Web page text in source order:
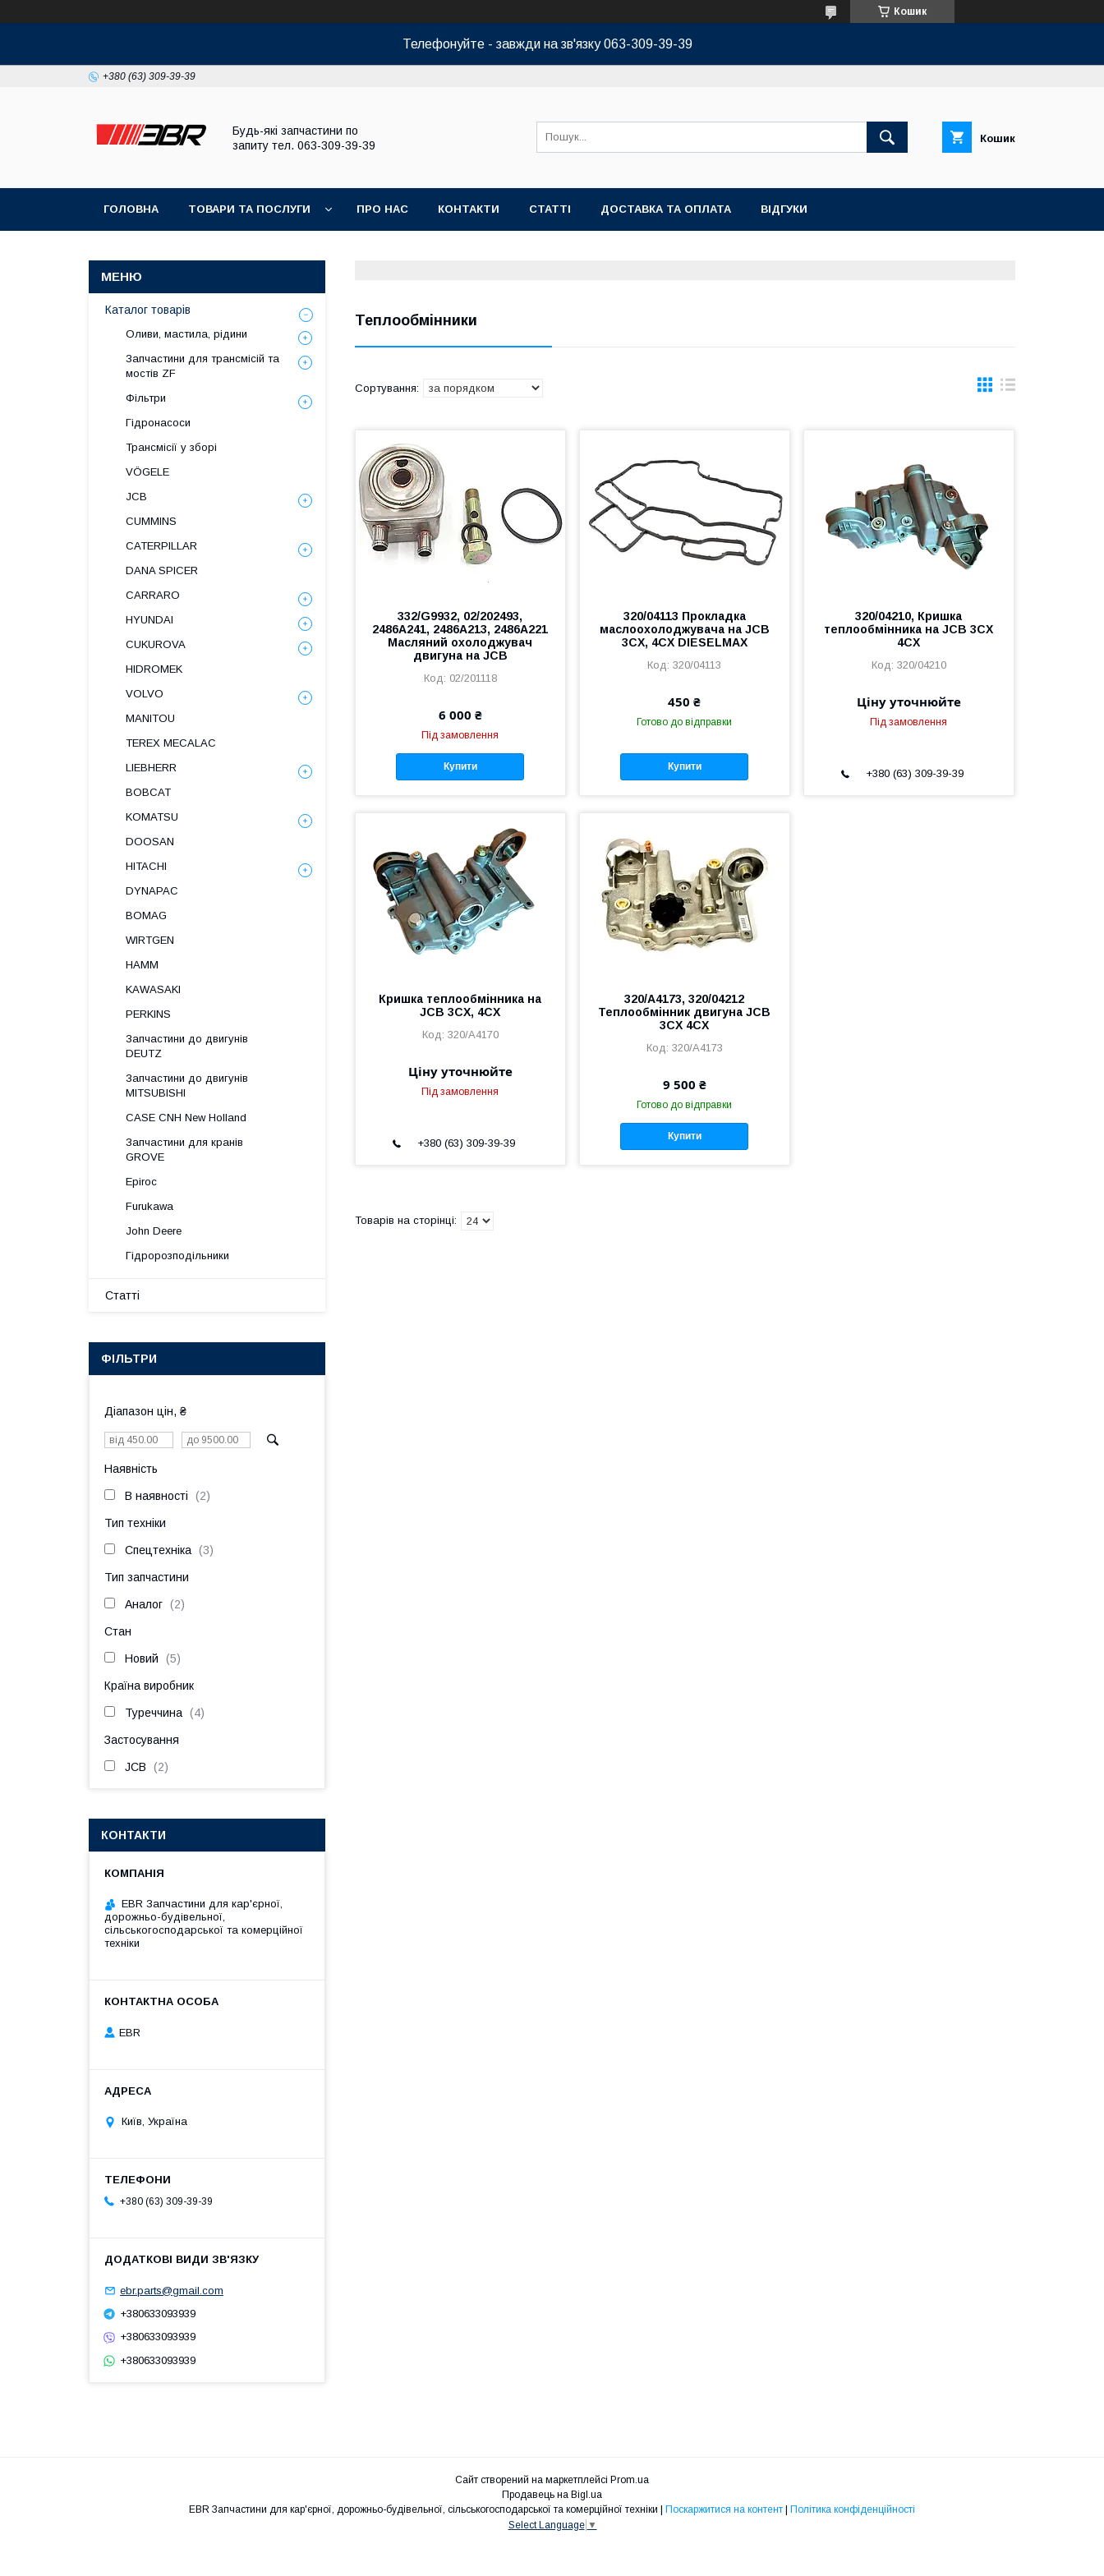
Кошик
Телефонуйте - завжди на зв'язку 063-309-39-39
+380 (63) 309-39-39
Будь-які запчастини по
запиту тел. 063-309-39-39
Кошик
ГОЛОВНА ТОВАРИ ТА ПОСЛУГИ ПРО НАС КОНТАКТИ СТАТТІ ДОСТАВКА ТА ОПЛАТА ВІДГУКИ
Теплообмінники
332/G9932, 02/202493,
2486A241, 2486A213, 2486A221
Масляний охолоджувач
двигуна на JCB
02/201118
6 000 ₴
Під замовлення
Купити
320/04113 Прокладка
маслоохолоджувача на JCB
3CX, 4CX DIESELMAX
320/04113
450 ₴
Готово до відправки
Купити
320/04210, Кришка
теплообмінника на JCB 3CX
4CX
320/04210
Ціну уточнюйте
Під замовлення
+380 (63) 309-39-39
Кришка теплообмінника на
JCB 3CX, 4CX
320/A4170
Ціну уточнюйте
Під замовлення
+380 (63) 309-39-39
320/A4173, 320/04212
Теплообмінник двигуна JCB
3CX 4CX
320/A4173
9 500 ₴
Готово до відправки
Купити
Каталог товарів
Оливи, мастила, рідини
Запчастини для трансмісій та
мостів ZF
Фільтри
Гідронасоси
Трансмісії у зборі
VÖGELE
JCB
CUMMINS
CATERPILLAR
DANA SPICER
СARRARO
HYUNDAI
CUKUROVA
HIDROMEK
VOLVO
MANITOU
TEREX MECALAC
LIEBHERR
BOBCAT
KOMATSU
DOOSAN
HITACHI
DYNAPAC
BOMAG
WIRTGEN
HAMM
KAWASAKI
PERKINS
Запчастини до двигунів
DEUTZ
Запчастини до двигунів
MITSUBISHI
CASE CNH New Holland
Запчастини для кранів
GROVE
Epiroc
Furukawa
John Deere
Гідророзподільники
Статті
ФІЛЬТРИ
Діапазон цін, ₴
Наявність
В наявності 2
Тип техніки
Спецтехніка 3
Тип запчастини
Аналог 2
Стан
Новий 5
Країна виробник
Туреччина 4
Застосування
JCB 2
КОНТАКТИ
EBR Запчастини для кар'єрної,
дорожньо-будівельної,
сільськогосподарської та комерційної
техніки
EBR
Київ, Україна
+380 (63) 309-39-39
ebr.parts@gmail.com
+380633093939
+380633093939
+380633093939
Сайт створений на маркетплейсі Prom.ua
Продавець на Bigl.ua
Поскаржитися на контент
Політика конфіденційності
Select Language ▼